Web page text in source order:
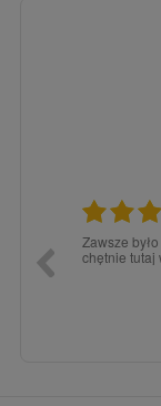
Zawsze
chętnie tutaj